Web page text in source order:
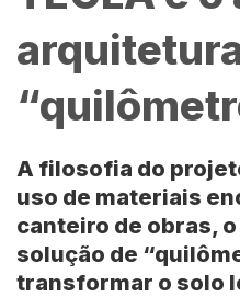
A filosofia do
uso de materiais
canteiro de obras,
solução de
transformar o solo